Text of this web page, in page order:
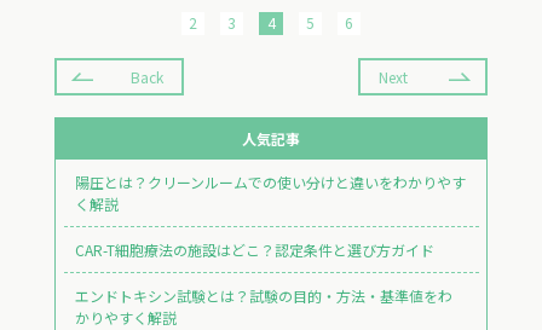
Back
2 3 4 5 6
Next
人気記事
陽圧とは？クリーンルームでの使い分けと違いをわかりやす
く解説
CAR-T細胞療法の施設はどこ？認定条件と選び方ガイド
エンドトキシン試験とは？試験の目的・方法・基準値をわ
かりやすく解説